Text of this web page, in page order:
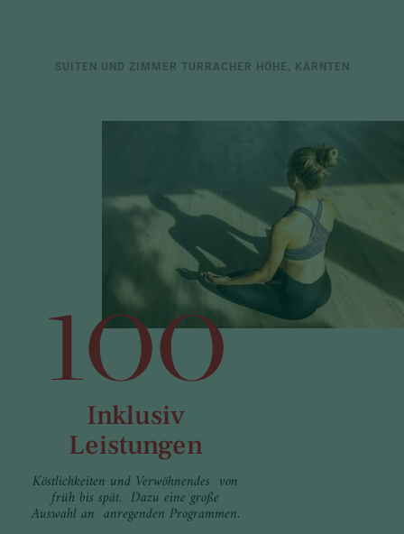
SUITEN UND ZIMMER TURRACHER HÖHE, KÄRNTEN
100
Inklusiv
Leistungen
Köstlichkeiten und Verwöhnendes von
früh bis spät. Dazu eine große
Auswahl an anregenden Programmen.